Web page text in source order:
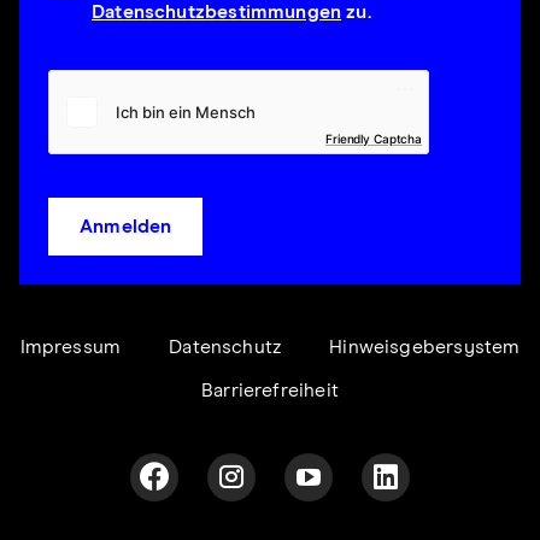
Datenschutzbestimmungen zu.
Friendly Captcha
Anmelden
Impressum Datenschutz Hinweisgebersystem
Barrierefreiheit